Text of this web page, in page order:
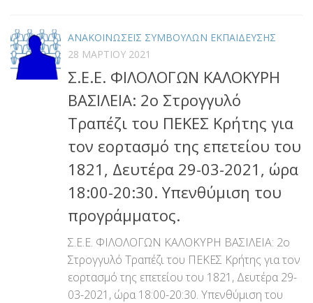
ΑΝΑΚΟΙΝΩΣΕΙΣ ΣΥΜΒΟΥΛΩΝ ΕΚΠΑΙΔΕΥΣΗΣ
28 ΜΑΡΤΊΟΥ 2021
Σ.Ε.Ε. ΦΙΛΟΛΟΓΩΝ ΚΑΛΟΚΥΡΗ
ΒΑΣΙΛΕΙΑ: 2ο Στρογγυλό
Τραπέζι του ΠΕΚΕΣ Κρήτης για
τον εορτασμό της επετείου του
1821, Δευτέρα 29-03-2021, ώρα
18:00-20:30. Υπενθύμιση του
προγράμματος.
Σ.Ε.Ε. ΦΙΛΟΛΟΓΩΝ ΚΑΛΟΚΥΡΗ ΒΑΣΙΛΕΙΑ: 2ο
Στρογγυλό Τραπέζι του ΠΕΚΕΣ Κρήτης για τον
εορτασμό της επετείου του 1821, Δευτέρα 29-
03-2021, ώρα 18:00-20:30. Υπενθύμιση του